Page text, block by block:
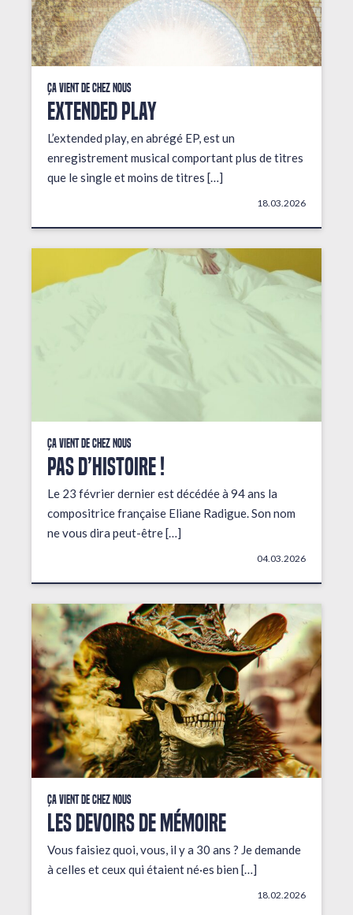
Ça vient de chez nous
EXTENDED PLAY
L’extended play, en abrégé EP, est un
enregistrement musical comportant plus de titres
que le single et moins de titres […]
18.03.2026
Ça vient de chez nous
PAS D’HISTOIRE !
Le 23 février dernier est décédée à 94 ans la
compositrice française Eliane Radigue. Son nom
ne vous dira peut-être […]
04.03.2026
Ça vient de chez nous
LES DEVOIRS DE MÉMOIRE
Vous faisiez quoi, vous, il y a 30 ans ? Je demande
à celles et ceux qui étaient né·es bien […]
18.02.2026